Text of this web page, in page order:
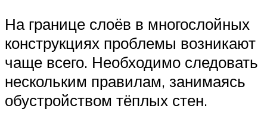
На границе слоёв в многослойных
конструкциях проблемы возникают
чаще всего. Необходимо следовать
нескольким правилам, занимаясь
обустройством тёплых стен.